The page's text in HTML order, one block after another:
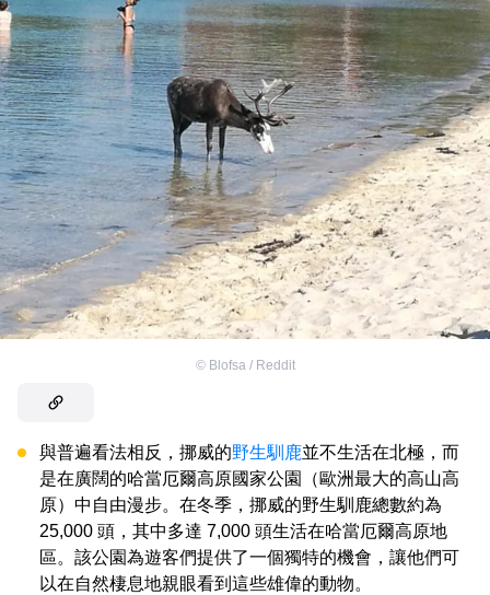
© Blofsa / Reddit
與普遍看法相反，挪威的野生馴鹿並不生活在北極，而
是在廣闊的哈當厄爾高原國家公園（歐洲最大的高山高
原）中自由漫步。在冬季，挪威的野生馴鹿總數約為
25,000 頭，其中多達 7,000 頭生活在哈當厄爾高原地
區。該公園為遊客們提供了一個獨特的機會，讓他們可
以在自然棲息地親眼看到這些雄偉的動物。